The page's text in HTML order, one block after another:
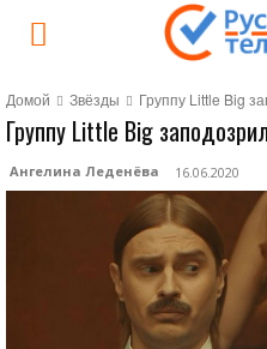
Домой Звёзды Группу Little Big
Группу Little Big
Ангелина Леденёва 16.06.2020